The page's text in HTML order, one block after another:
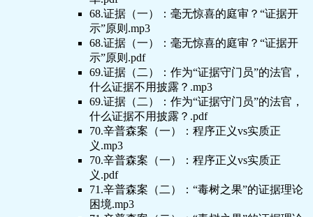
68.证据（一）：毫无惊喜的庭审？“证据开
示”原则.mp3
68.证据（一）：毫无惊喜的庭审？“证据开
示”原则.pdf
69.证据（二）：作为“证据守门员”的法官，
什么证据不用披露？.mp3
69.证据（二）：作为“证据守门员”的法官，
什么证据不用披露？.pdf
70.辛普森案（一）：程序正义vs实质正
义.mp3
70.辛普森案（一）：程序正义vs实质正
义.pdf
71.辛普森案（二）：“毒树之果”的证据理论
困境.mp3